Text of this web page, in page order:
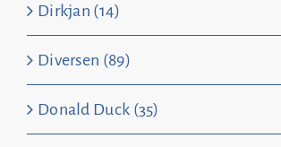
Dirkjan (14)
Diversen (89)
Donald Duck (35)